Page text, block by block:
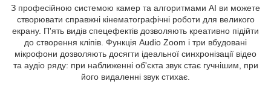
З професійною системою камер та алгоритмами AI ви можете
створювати справжні кінематографічні роботи для великого
екрану. П'ять видів спецефектів дозволяють креативно підійти
до створення кліпів. Функція Audio Zoom і три вбудовані
мікрофони дозволяють досягти ідеальної синхронізації відео
та аудіо ряду: при наближенні об'єкта звук стає гучнішим, при
його видаленні звук стихає.